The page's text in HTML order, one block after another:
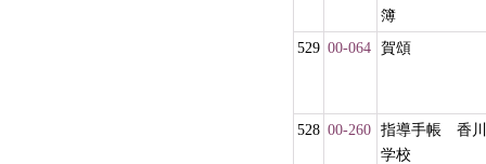
簿
529 00-064 賀頌
528 00-260 指導手帳 香川
学校